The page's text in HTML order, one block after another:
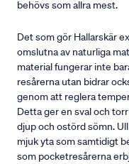
behövs som allra mest.
Det som gör Hallarskär
omslutna av naturliga
material fungerar inte
resårerna utan bidrar
genom att reglera
Detta ger en sval och
djup och ostörd sömn.
mjuk yta som samtidigt
som pocketresårerna